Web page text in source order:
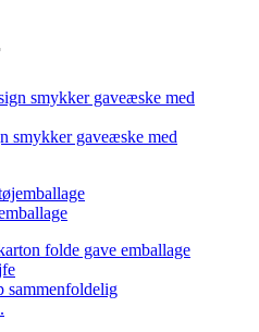
smykker gaveæske med
sammenfoldelig